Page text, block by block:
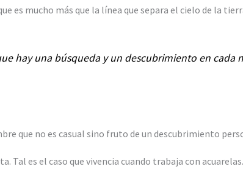
es mucho más que la línea que separa el cielo de la
hay una búsqueda y un descubrimiento en cada
que no es casual sino fruto de un descubrimiento
Tal es el caso que vivencia cuando trabaja con